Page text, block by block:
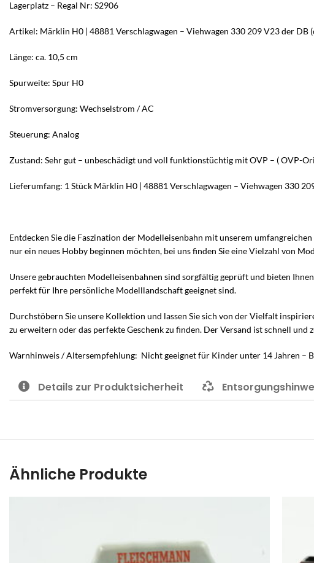
Lagerplatz – Regal Nr: S2906
Artikel: Märklin H0 | 48881 Verschlagwagen – Viehwagen 330 209 V23 der DB
Länge: ca. 10,5 cm
Spurweite: Spur H0
Stromversorgung: Wechselstrom / AC
Steuerung: Analog
Zustand: Sehr gut – unbeschädigt und voll funktionstüchtig mit OVP – ( OVP-
Lieferumfang: 1 Stück Märklin H0 | 48881 Verschlagwagen – Viehwagen 330
Entdecken Sie die Faszination der Modelleisenbahn mit unserem
nur ein neues Hobby beginnen möchten, bei uns finden Sie eine Vielzahl von
Unsere gebrauchten Modelleisenbahnen sind sorgfältig geprüft und bieten
perfekt für Ihre persönliche Modelllandschaft geeignet sind.
Durchstöbern Sie unsere Kollektion und lassen Sie sich von der Vielfalt
zu erweitern oder das perfekte Geschenk zu finden. Der Versand ist schnell
Warnhinweis / Altersempfehlung: Nicht geeignet für Kinder unter 14 Jahren –
Details zur Produktsicherheit
Ähnliche Produkte